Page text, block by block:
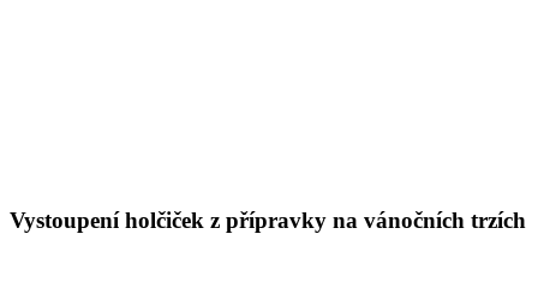
Vystoupení holčiček z přípravky na vánočních trzích